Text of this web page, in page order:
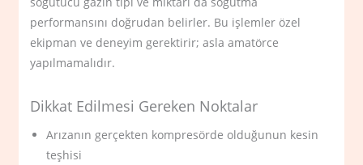
performansını doğrudan belirler. Bu işlemler özel
ekipman ve deneyim gerektirir; asla amatörce
yapılmamalıdır.
Dikkat Edilmesi Gereken Noktalar
Arızanın gerçekten kompresörde olduğunun kesin
teşhisi